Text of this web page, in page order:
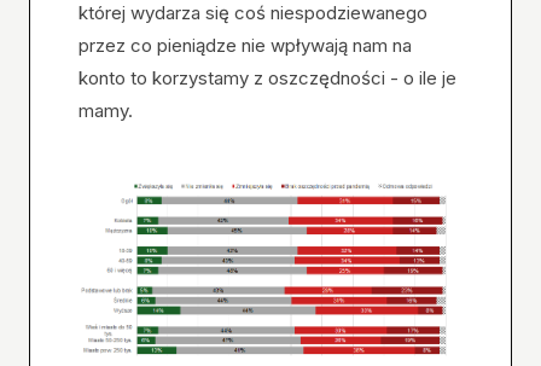
której wydarza się coś niespodziewanego
przez co pieniądze nie wpływają nam na
konto to korzystamy z oszczędności - o ile je
mamy.